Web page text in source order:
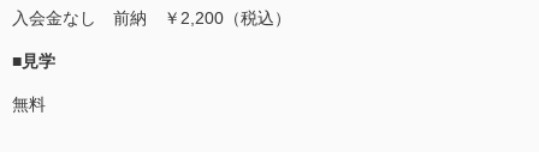
入会金なし 前納 ￥2,200（税込）
■見学
無料